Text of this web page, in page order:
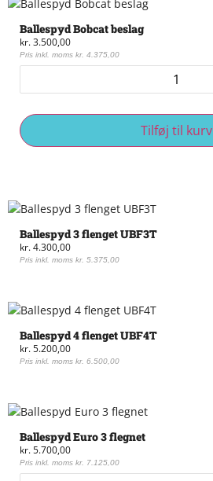
Ballespyd Bobcat beslag
kr.3.500,00
Pris inkl. moms kr. 4.375,00
Tilføj til kurv
Ballespyd 3 flenget UBF3T
kr.4.300,00
Pris inkl. moms kr. 5.375,00
Ballespyd 4 flenget UBF4T
kr.5.200,00
Pris inkl. moms kr. 6.500,00
Ballespyd Euro 3 flegnet
kr.5.700,00
Pris inkl. moms kr. 7.125,00